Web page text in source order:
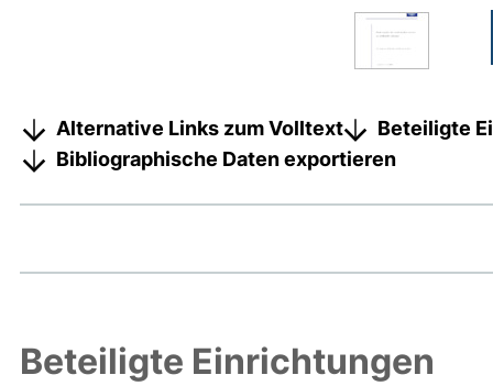
Alternative Links zum Volltext
Beteiligte
Bibliographische Daten exportieren
Beteiligte Einrichtungen